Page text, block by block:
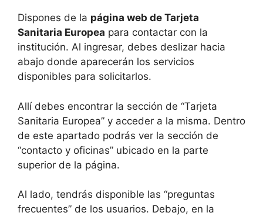
Dispones de la página web de Tarjeta
Sanitaria Europea para contactar con la
institución. Al ingresar, debes deslizar hacia
abajo donde aparecerán los servicios
disponibles para solicitarlos.
Allí debes encontrar la sección de “Tarjeta
Sanitaria Europea” y acceder a la misma. Dentro
de este apartado podrás ver la sección de
“contacto y oficinas” ubicado en la parte
superior de la página.
Al lado, tendrás disponible las “preguntas
frecuentes” de los usuarios. Debajo, en la